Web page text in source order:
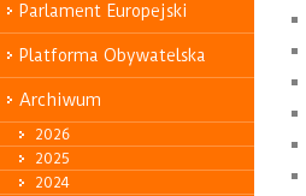
Parlament Europejski
Platforma Obywatelska
Archiwum
2026
2025
2024